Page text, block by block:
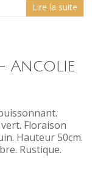
Lire la suite
Ancolie
Floraison
Hauteur 50cm.
Rustique.